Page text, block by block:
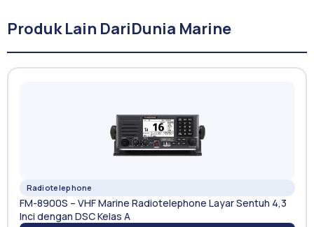
Produk Lain DariDunia Marine
Radiotelephone
FM-8900S – VHF Marine Radiotelephone Layar Sentuh 4,3
Inci dengan DSC Kelas A